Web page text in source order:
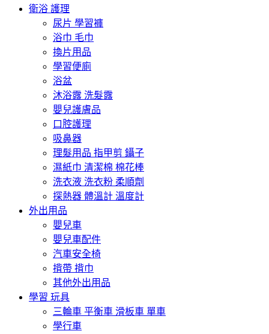
衛浴 護理
尿片 學習褲
浴巾 毛巾
換片用品
學習便廁
浴盆
沐浴露 洗髮露
嬰兒護膚品
口腔護理
吸鼻器
理髮用品 指甲剪 鑷子
濕紙巾 清潔棉 棉花棒
洗衣液 洗衣粉 柔順劑
探熱器 體溫計 溫度計
外出用品
嬰兒車
嬰兒車配件
汽車安全椅
揹帶 揹巾
其他外出用品
學習 玩具
三輪車 平衡車 滑板車 單車
學行車